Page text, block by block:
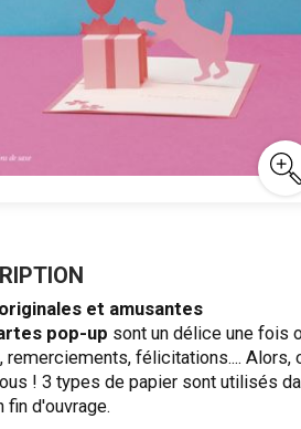
et amusantes
pop-up sont un délice une fois
remerciements, félicitations....
! 3 types de papier sont utilisés
fin d'ouvrage.